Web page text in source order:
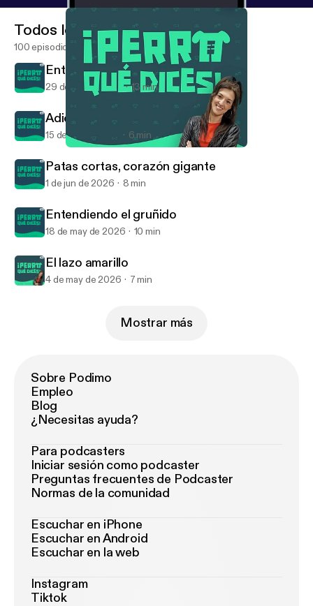
¡Perro qué dices! Podcast
Todos los episodios
100 episodios
Entrenar en equipo
29 de jun de 2026 13 min
Adiós a los pises en casa
15 de jun de 2026 6 min
Patas cortas, corazón gigante
1 de jun de 2026 8 min
Entendiendo el gruñido
18 de may de 2026 10 min
El lazo amarillo
4 de may de 2026 7 min
Mostrar más
Sobre Podimo
Empleo
Blog
¿Necesitas ayuda?
Para podcasters
Iniciar sesión como podcaster
Preguntas frecuentes de Podcaster
Normas de la comunidad
Escuchar en iPhone
Escuchar en Android
Escuchar en la web
Instagram
Tiktok